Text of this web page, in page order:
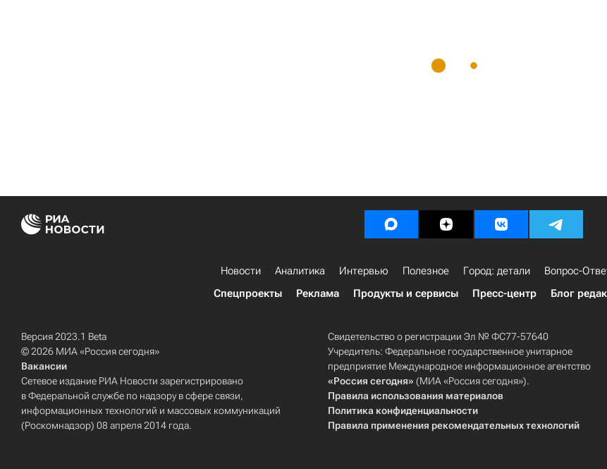
Новости Аналитика Интервью Полезное Город: детали Вопрос-
Спецпроекты
Реклама Продукты и сервисы Пресс-центр Блог
Версия 2023.1 Beta
© 2026 МИА «Россия сегодня»
Вакансии
Сетевое издание РИА Новости зарегистрировано
в Федеральной службе по надзору в сфере связи,
информационных технологий и массовых коммуникаций
(Роскомнадзор) 08 апреля 2014 года.
Свидетельство о регистрации Эл № ФС77-57640
Учредитель: Федеральное государственное унитарное
предприятие Международное информационное агентство
«Россия сегодня» (МИА «Россия сегодня»).
Правила использования материалов
Политика конфиденциальности
Правила применения рекомендательных технологий